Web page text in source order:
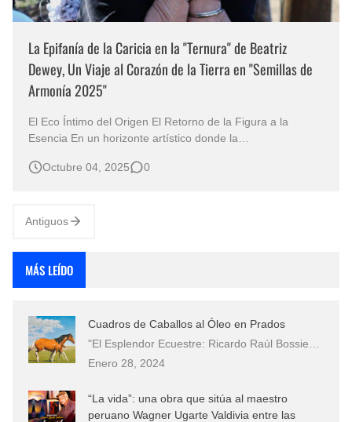
La Epifanía de la Caricia en la "Ternura" de Beatriz
Dewey, Un Viaje al Corazón de la Tierra en "Semillas de
Armonía 2025"
El Eco Íntimo del Origen El Retorno de la Figura a la
Esencia En un horizonte artístico donde la
obra de la artista visual Beatriz Dewey, consagrada pintora
Octubre 04, 2025 0
Antiguos
MÁS LEÍDO
Cuadros de Caballos al Óleo en Prados
"El Esplendor Ecuestre: Ricardo Raúl Bossie…
Enero 28, 2024
“La vida”: una obra que sitúa al maestro
peruano Wagner Ugarte Valdivia entre las